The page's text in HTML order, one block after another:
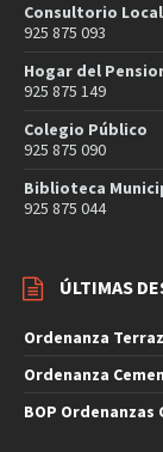
Consultorio Local
925 875 093
Hogar del
925 875 149
Colegio Público
925 875 090
Biblioteca
925 875 044
ÚLTIMAS
Ordenanza
Ordenanza
BOP